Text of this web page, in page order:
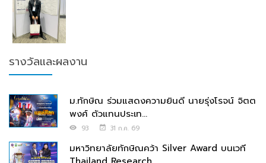
รางวัลและผลงาน
ม.ทักษิณ ร่วมแสดงความยินดี นายรุ่งโรจน์ จิตต
พงศ์ ตัวแทนประเท...
93 31 ก.ค. 69
มหาวิทยาลัยทักษิณคว้า Silver Award บนเวที